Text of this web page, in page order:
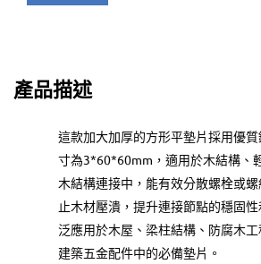
產品描述
這款加大加厚的方形平墊片採用優
寸為3*60*60mm，適用於木結構、
木結構連接中，能有效分散螺栓或
止木材壓潰，提升連接節點的穩固
泛應用於木屋、梁柱結構、防腐木
建築五金配件中的必備墊片。